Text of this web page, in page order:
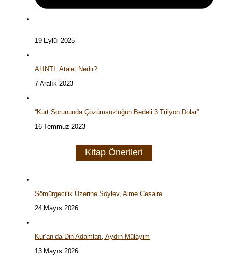
19 Eylül 2025
ALINTI: Atalet Nedir?
7 Aralık 2023
“Kürt Sorununda Çözümsüzlüğün Bedeli 3 Trilyon Dolar”
16 Temmuz 2023
Kitap Önerileri
Sömürgecilik Üzerine Söylev, Aime Cesaire
24 Mayıs 2026
Kur’an’da Din Adamları, Aydın Mülayim
13 Mayıs 2026